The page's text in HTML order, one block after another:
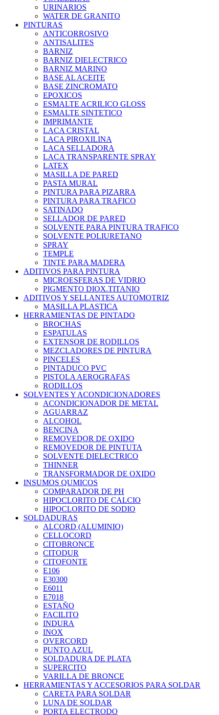
URINARIOS
WATER DE GRANITO
PINTURAS
ANTICORROSIVO
ANTISALITES
BARNIZ
BARNIZ DIELECTRICO
BARNIZ MARINO
BASE AL ACEITE
BASE ZINCROMATO
EPOXICOS
ESMALTE ACRILICO GLOSS
ESMALTE SINTETICO
IMPRIMANTE
LACA CRISTAL
LACA PIROXILINA
LACA SELLADORA
LACA TRANSPARENTE SPRAY
LATEX
MASILLA DE PARED
PASTA MURAL
PINTURA PARA PIZARRA
PINTURA PARA TRAFICO
SATINADO
SELLADOR DE PARED
SOLVENTE PARA PINTURA TRAFICO
SOLVENTE POLIURETANO
SPRAY
TEMPLE
TINTE PARA MADERA
ADITIVOS PARA PINTURA
MICROESFERAS DE VIDRIO
PIGMENTO DIOX.TITANIO
ADITIVOS Y SELLANTES AUTOMOTRIZ
MASILLA PLASTICA
HERRAMIENTAS DE PINTADO
BROCHAS
ESPATULAS
EXTENSOR DE RODILLOS
MEZCLADORES DE PINTURA
PINCELES
PINTADUCO PVC
PISTOLA AEROGRAFAS
RODILLOS
SOLVENTES Y ACONDICIONADORES
ACONDICIONADOR DE METAL
AGUARRAZ
ALCOHOL
BENCINA
REMOVEDOR DE OXIDO
REMOVEDOR DE PINTUTA
SOLVENTE DIELECTRICO
THINNER
TRANSFORMADOR DE OXIDO
INSUMOS QUMICOS
COMPARADOR DE PH
HIPOCLORITO DE CALCIO
HIPOCLORITO DE SODIO
SOLDADURAS
ALCORD (ALUMINIO)
CELLOCORD
CITOBRONCE
CITODUR
CITOFONTE
E106
E30300
E6011
E7018
ESTAÑO
FACILITO
INDURA
INOX
OVERCORD
PUNTO AZUL
SOLDADURA DE PLATA
SUPERCITO
VARILLA DE BRONCE
HERRAMIENTAS Y ACCESORIOS PARA SOLDAR
CARETA PARA SOLDAR
LUNA DE SOLDAR
PORTA ELECTRODO